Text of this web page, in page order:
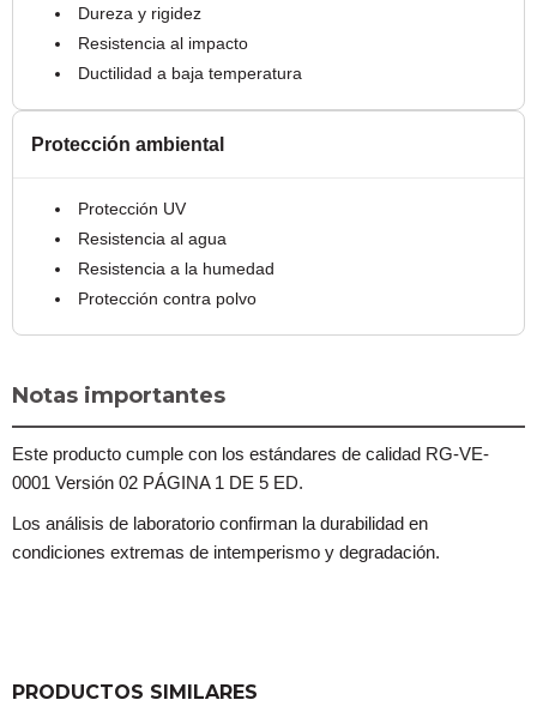
Dureza y rigidez
Resistencia al impacto
Ductilidad a baja temperatura
Protección ambiental
Protección UV
Resistencia al agua
Resistencia a la humedad
Protección contra polvo
Notas importantes
Este producto cumple con los estándares de calidad RG-VE-
0001 Versión 02 PÁGINA 1 DE 5 ED.
Los análisis de laboratorio confirman la durabilidad en
condiciones extremas de intemperismo y degradación.
PRODUCTOS SIMILARES